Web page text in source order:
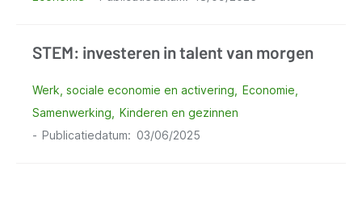
STEM: investeren in talent van morgen
Werk, sociale economie en activering
Economie
Samenwerking
Kinderen en gezinnen
Publicatiedatum
03/06/2025